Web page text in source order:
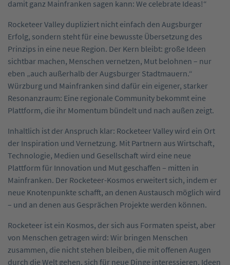
damit ganz Mainfranken sagen kann: We celebrate Ideas!“
Rocketeer Valley dupliziert nicht einfach den Augsburger
Erfolg, sondern steht für eine bewusste Übersetzung des
Prinzips in eine neue Region. Der Kern bleibt: große Ideen
sichtbar machen, Menschen vernetzen, Mut belohnen – nur
eben „auch außerhalb der Augsburger Stadtmauern.“
Würzburg und Mainfranken sind dafür ein eigener, starker
Resonanzraum: Eine regionale Community bekommt eine
Plattform, die ihr Momentum ­bündelt und nach außen zeigt.
Inhaltlich ist der Anspruch klar: Rocketeer ­Valley wird ein Ort
der Inspiration und Vernetzung. Mit Partnern aus Wirtschaft,
Technologie, Medien und Gesellschaft wird eine neue
Plattform für ­Innovation und Mut geschaffen – mitten in
Mainfranken. Der Rocketeer-Kosmos erweitert sich, ­indem er
neue Knotenpunkte schafft, an denen Austausch möglich wird
– und an denen aus ­Gesprächen Projekte werden können.
Rocketeer ist ein Kosmos, der sich aus Formaten speist, aber
von Menschen getragen wird: Wir bringen Menschen
zusammen, die nicht stehen bleiben, die mit offenen Augen
durch die Welt ­gehen, sich für neue Dinge interessieren, Ideen